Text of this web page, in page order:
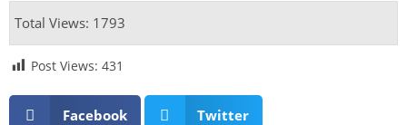
Total Views: 1793
Post Views: 431
Facebook Twitter